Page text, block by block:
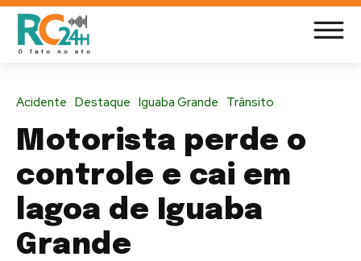
Acidente Destaque Iguaba Grande Trânsito
Motorista perde o
controle e cai em
lagoa de Iguaba
Grande